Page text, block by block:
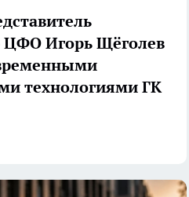
ЦФО Игорь Щёголев
технологиями ГК